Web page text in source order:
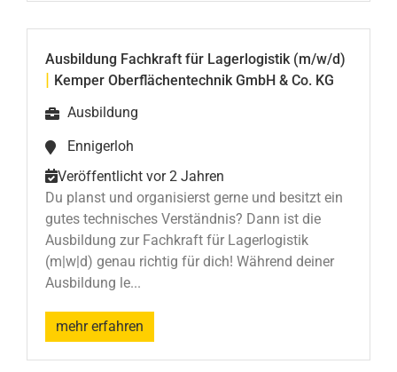
Ausbildung Fachkraft für Lagerlogistik (m/w/d)
| Kemper Oberflächentechnik GmbH & Co. KG
Ausbildung
Ennigerloh
Veröffentlicht vor 2 Jahren
Du planst und organisierst gerne und besitzt ein
gutes technisches Verständnis? Dann ist die
Ausbildung zur Fachkraft für Lagerlogistik
(m|w|d) genau richtig für dich! Während deiner
Ausbildung le...
mehr erfahren